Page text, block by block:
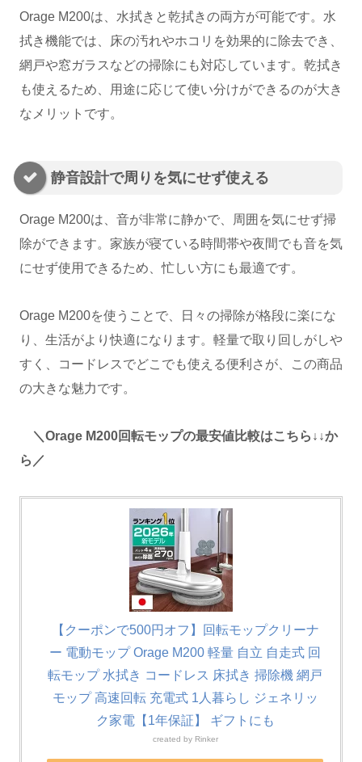
Orage M200は、水拭きと乾拭きの両方が可能です。水
拭き機能では、床の汚れやホコリを効果的に除去でき、
網戸や窓ガラスなどの掃除にも対応しています。乾拭き
も使えるため、用途に応じて使い分けができるのが大き
なメリットです。
静音設計で周りを気にせず使える
Orage M200は、音が非常に静かで、周囲を気にせず掃
除ができます。家族が寝ている時間帯や夜間でも音を気
にせず使用できるため、忙しい方にも最適です。
Orage M200を使うことで、日々の掃除が格段に楽にな
り、生活がより快適になります。軽量で取り回しがしや
すく、コードレスでどこでも使える便利さが、この商品
の大きな魅力です。
＼Orage M200回転モップの最安値比較はこちら↓↓か
ら／
【クーポンで500円オフ】回転モップクリーナ
ー 電動モップ Orage M200 軽量 自立 自走式 回
転モップ 水拭き コードレス 床拭き 掃除機 網戸
モップ 高速回転 充電式 1人暮らし ジェネリッ
ク家電【1年保証】 ギフトにも
created by Rinker